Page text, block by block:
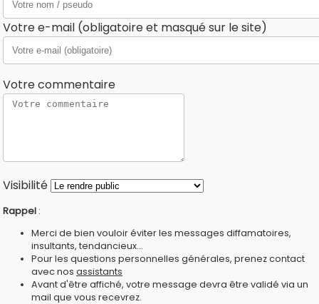
Votre e-mail (obligatoire et masqué sur le site)
Votre commentaire
Visibilité
Rappel :
Merci de bien vouloir éviter les messages diffamatoires,
insultants, tendancieux...
Pour les questions personnelles générales, prenez contact
avec nos assistants
Avant d'être affiché, votre message devra être validé via un
mail que vous recevrez.